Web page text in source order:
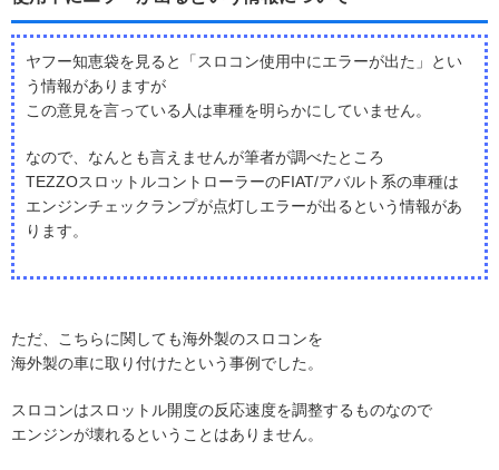
ヤフー知恵袋を見ると「スロコン使用中にエラーが出た」とい
う情報がありますが
この意見を言っている人は車種を明らかにしていません。
なので、なんとも言えませんが筆者が調べたところ
TEZZOスロットルコントローラーのFIAT/アバルト系の車種は
エンジンチェックランプが点灯しエラーが出るという情報があ
ります。
ただ、こちらに関しても海外製のスロコンを
海外製の車に取り付けたという事例でした。
スロコンはスロットル開度の反応速度を調整するものなので
エンジンが壊れるということはありません。